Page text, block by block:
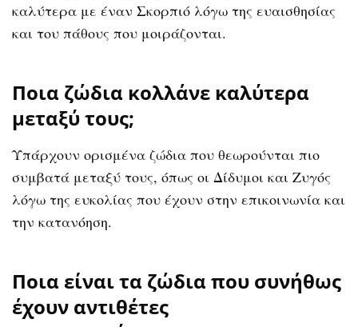
καλύτερα με έναν Σκορπιό λόγω της ευαισθησίας
και του πάθους που μοιράζονται.
Ποια ζώδια κολλάνε καλύτερα
μεταξύ τους;
Υπάρχουν ορισμένα ζώδια που θεωρούνται πιο
συμβατά μεταξύ τους, όπως οι Δίδυμοι και Ζυγός
λόγω της ευκολίας που έχουν στην επικοινωνία και
την κατανόηση.
Ποια είναι τα ζώδια που συνήθως
έχουν αντιθέτες